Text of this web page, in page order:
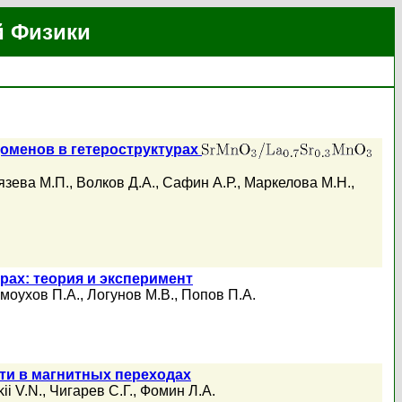
Физики
в гетероструктурах
М.П., Волков Д.А., Сафин А.Р., Маркелова М.Н.,
теория и эксперимент
П.А., Логунов М.В., Попов П.А.
в магнитных переходах
V.N., Чигарев С.Г., Фомин Л.А.